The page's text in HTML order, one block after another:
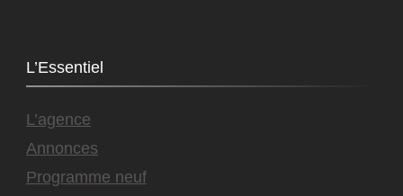
L’Essentiel
L’agence
Annonces
Programme neuf